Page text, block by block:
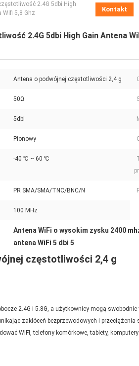
2.4G 5dbi High
Wifi 5,8 Ghz
Kontakt
2.4G 5dbi High Gain Antena
Antena o podwójnej częstotliwości 2,4 g
50Ω
5dbi
Pionowy
-40 ℃ ~ 60 ℃
PR SMA/SMA/TNC/BNC/N
100 MHz
Antena WiFi o wysokim zysku 2400
antena WiFi 5 dbi 5
częstotliwości 2,4 g
2.4G i 5.8G, a użytkownicy mogą
zakłóceń bezprzewodowych i
WIFI, telefony komórkowe, tablety,